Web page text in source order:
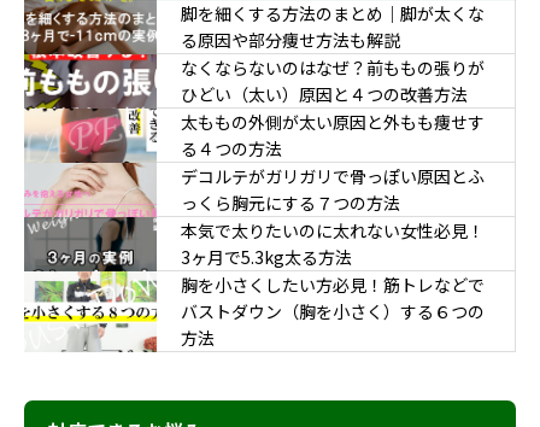
脚を細くする方法のまとめ｜脚が太くな
る原因や部分痩せ方法も解説
なくならないのはなぜ？前ももの張りが
ひどい（太い）原因と４つの改善方法
太ももの外側が太い原因と外もも痩せす
る４つの方法
デコルテがガリガリで骨っぽい原因とふ
っくら胸元にする７つの方法
本気で太りたいのに太れない女性必見！
3ヶ月で5.3kg太る方法
胸を小さくしたい方必見！筋トレなどで
バストダウン（胸を小さく）する６つの
方法